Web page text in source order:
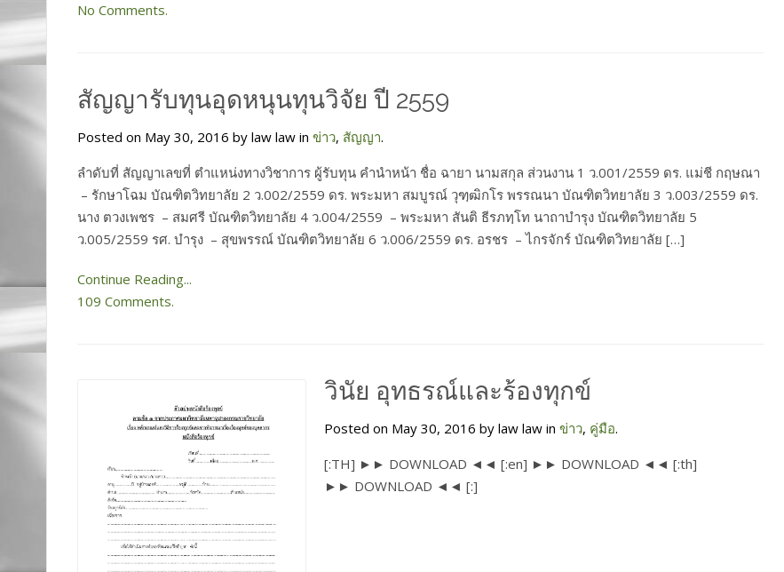
No Comments.
สัญญารับทุนอุดหนุนทุนวิจัย ปี 2559
Posted on May 30, 2016 by law law in ข่าว, สัญญา.
ลำดับที่ สัญญาเลขที่ ตำแหน่งทางวิชาการ ผู้รับทุน คำนำหน้า ชื่อ ฉายา นามสกุล ส่วนงาน 1 ว.001/2559 ดร. แม่ชี กฤษณา
– รักษาโฉม บัณฑิตวิทยาลัย 2 ว.002/2559 ดร. พระมหา สมบูรณ์ วุฑฺฒิกโร พรรณนา บัณฑิตวิทยาลัย 3 ว.003/2559 ดร.
นาง ตวงเพชร – สมศรี บัณฑิตวิทยาลัย 4 ว.004/2559 – พระมหา สันติ ธีรภทฺโท นาถาบำรุง บัณฑิตวิทยาลัย 5
ว.005/2559 รศ. บำรุง – สุขพรรณ์ บัณฑิตวิทยาลัย 6 ว.006/2559 ดร. อรชร – ไกรจักร์ บัณฑิตวิทยาลัย […]
Continue Reading...
109 Comments.
วินัย อุทธรณ์และร้องทุกข์
Posted on May 30, 2016 by law law in ข่าว, คู่มือ.
[:TH] ►► DOWNLOAD ◄◄ [:en] ►► DOWNLOAD ◄◄ [:th]
►► DOWNLOAD ◄◄ [:]